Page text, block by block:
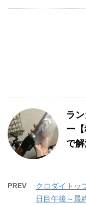
ラ
ー
で解
PREV
クロダイトッ
日目午後～最